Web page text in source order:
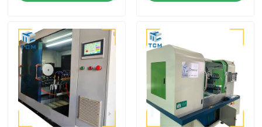
Über uns
Werksbesichtigung
Qualitätskontrolle